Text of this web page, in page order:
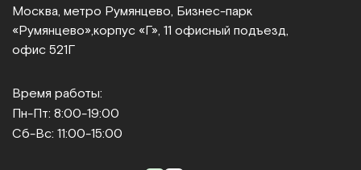
Москва, метро Румянцево, Бизнес‑парк
«Румянцево», корпус «Г», 11 офисный подъезд,
офис 521Г
Время работы:
Пн-Пт: 8:00-19:00
Сб-Вс: 11:00-15:00